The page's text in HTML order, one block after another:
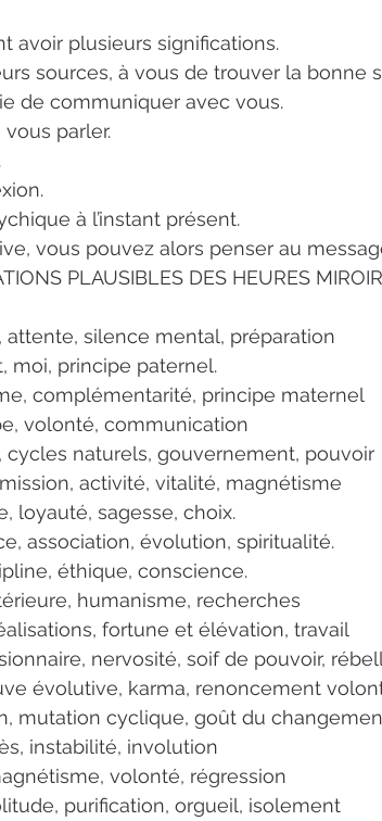
avoir plusieurs significations.
sources, à vous de trouver la bonne
de communiquer avec vous.
parler.
à l’instant présent.
vous pouvez alors penser au
PLAUSIBLES DES HEURES
attente, silence mental, préparation
moi, principe paternel.
complémentarité, principe maternel
volonté, communication
cycles naturels, gouvernement, pouvoir
activité, vitalité, magnétisme
loyauté, sagesse, choix.
association, évolution, spiritualité.
éthique, conscience.
humanisme, recherches
fortune et élévation, travail
nervosité, soif de pouvoir,
évolutive, karma, renoncement
mutation cyclique, goût du
instabilité, involution
volonté, régression
purification, orgueil, isolement